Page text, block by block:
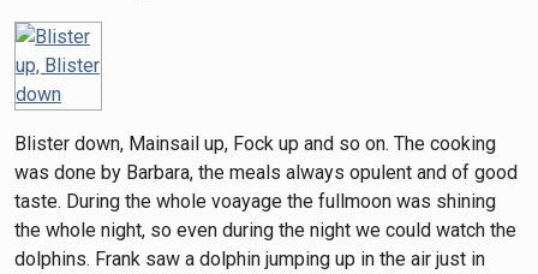
Blister down, Mainsail up, Fock up and so on. The cooking
was done by Barbara, the meals always opulent and of good
taste. During the whole voayage the fullmoon was shining
the whole night, so even during the night we could watch the
dolphins. Frank saw a dolphin jumping up in the air just in